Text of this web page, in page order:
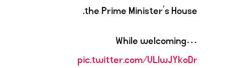
the Prime Minister’s House.
While welcoming…
pic.twitter.com/VLlwJYkoDr